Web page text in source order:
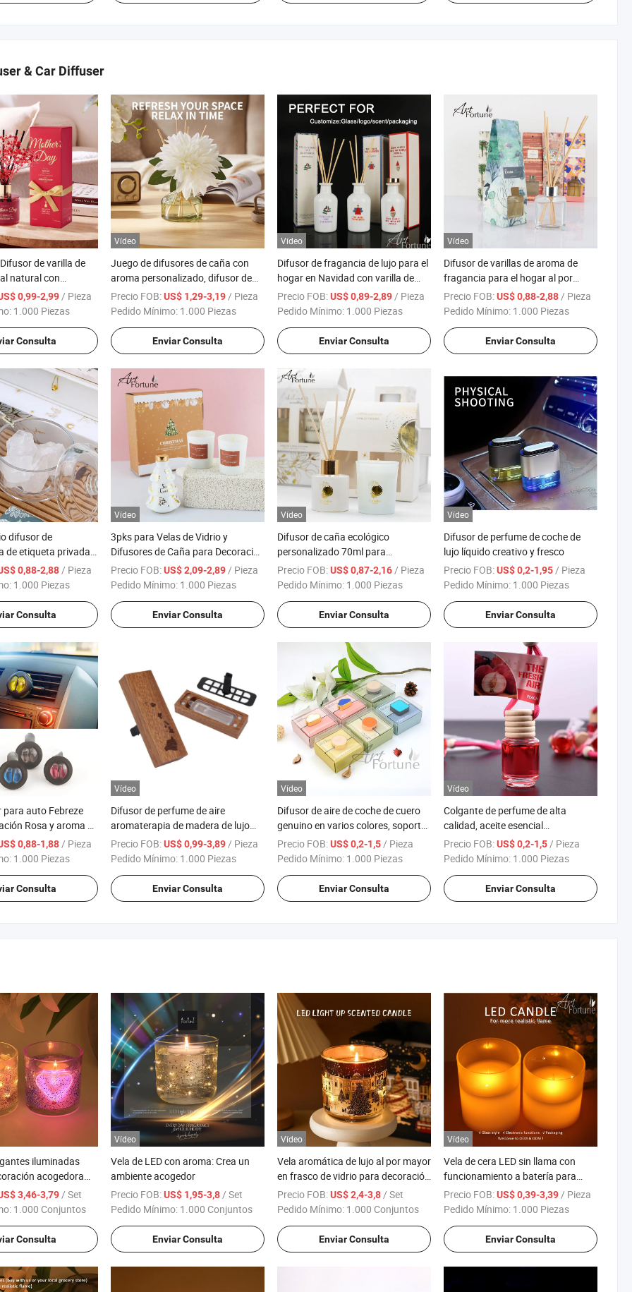
& Car Diffuser
de varilla de
natural con
para el Día
0,99-2,99 / Pieza
1.000 Piezas
Consulta
Vídeo
Juego de difusores de caña con
aroma personalizado, difusor de
aroma floral para baño, difusor de
caña para 120 días, difusor para
escritorio para oficina
Precio FOB:US$ 1,29-3,19 / Pieza
Pedido Mínimo: 1.000 Piezas
Enviar Consulta
Vídeo
Difusor de fragancia de lujo para el
hogar en Navidad con varilla de
ratán
Precio FOB:US$ 0,89-2,89 / Pieza
Pedido Mínimo: 1.000 Piezas
Enviar Consulta
Vídeo
Difusor de varillas de aroma de
fragancia para el hogar al por
mayor 70ml con caja
Precio FOB:US$ 0,88-2,88 / Pieza
Pedido Mínimo: 1.000 Piezas
Enviar Consulta
difusor de
de etiqueta privada
con piedras de
0,88-2,88 / Pieza
1.000 Piezas
Consulta
Vídeo
3pks para Velas de Vidrio y
Difusores de Caña para Decoración
del Hogar
Precio FOB:US$ 2,09-2,89 / Pieza
Pedido Mínimo: 1.000 Piezas
Enviar Consulta
Vídeo
Difusor de caña ecológico
personalizado 70ml para
ambientador
Precio FOB:US$ 0,87-2,16 / Pieza
Pedido Mínimo: 1.000 Piezas
Enviar Consulta
Vídeo
Difusor de perfume de coche de
lujo líquido creativo y fresco
Precio FOB:US$ 0,2-1,95 / Pieza
Pedido Mínimo: 1.000 Piezas
Enviar Consulta
auto Febreze
Rosa y aroma a
Clip de ventilación
0,88-1,88 / Pieza
1.000 Piezas
Consulta
Vídeo
Difusor de perfume de aire
aromaterapia de madera de lujo
personalizado al por mayor para
automóviles
Precio FOB:US$ 0,99-3,89 / Pieza
Pedido Mínimo: 1.000 Piezas
Enviar Consulta
Vídeo
Difusor de aire de coche de cuero
genuino en varios colores, soporte
para aromaterapia
Precio FOB:US$ 0,2-1,5 / Pieza
Pedido Mínimo: 1.000 Piezas
Enviar Consulta
Vídeo
Colgante de perfume de alta
calidad, aceite esencial
ambientador para coche y hogar
Precio FOB:US$ 0,2-1,5 / Pieza
Pedido Mínimo: 1.000 Piezas
Enviar Consulta
iluminadas
acogedora
3,46-3,79 / Set
1.000 Conjuntos
Consulta
Vídeo
Vela de LED con aroma: Crea un
ambiente acogedor
Precio FOB:US$ 1,95-3,8 / Set
Pedido Mínimo: 1.000 Conjuntos
Enviar Consulta
Vídeo
Vela aromática de lujo al por mayor
en frasco de vidrio para decoración
del hogar, hecha a mano con cera
de soja, velas de sanación de
Precio FOB:US$ 2,4-3,8 / Set
Pedido Mínimo: 1.000 Conjuntos
Enviar Consulta
Vídeo
Vela de cera LED sin llama con
funcionamiento a batería para
decoración del hogar
Precio FOB:US$ 0,39-3,39 / Pieza
Pedido Mínimo: 1.000 Piezas
Enviar Consulta